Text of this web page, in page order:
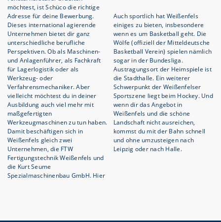
möchtest, ist Schüco die richtige
Adresse für deine Bewerbung.
Dieses international agierende
Unternehmen bietet dir ganz
unterschiedliche berufliche
Perspektiven. Ob als Maschinen-
und Anlagenführer, als Fachkraft
für Lagerlogistik oder als
Werkzeug- oder
Verfahrensmechaniker. Aber
vielleicht möchtest du in deiner
Ausbildung auch viel mehr mit
maßgefertigten
Werkzeugmaschinen zu tun haben.
Damit beschäftigen sich in
Weißenfels gleich zwei
Unternehmen, die FTW
Fertigungstechnik Weißenfels und
die Kurt Seume
Spezialmaschinenbau GmbH. Hier
Auch sportlich hat Weißenfels
einiges zu bieten, insbesondere
wenn es um Basketball geht. Die
Wölfe (offiziell der Mitteldeutsche
Basketball Verein) spielen nämlich
sogar in der Bundesliga.
Austragungsort der Heimspiele ist
die Stadthalle. Ein weiterer
Schwerpunkt der Weißenfelser
Sportszene liegt beim Hockey. Und
wenn dir das Angebot in
Weißenfels und die schöne
Landschaft nicht ausreichen,
kommst du mit der Bahn schnell
und ohne umzusteigen nach
Leipzig oder nach Halle.